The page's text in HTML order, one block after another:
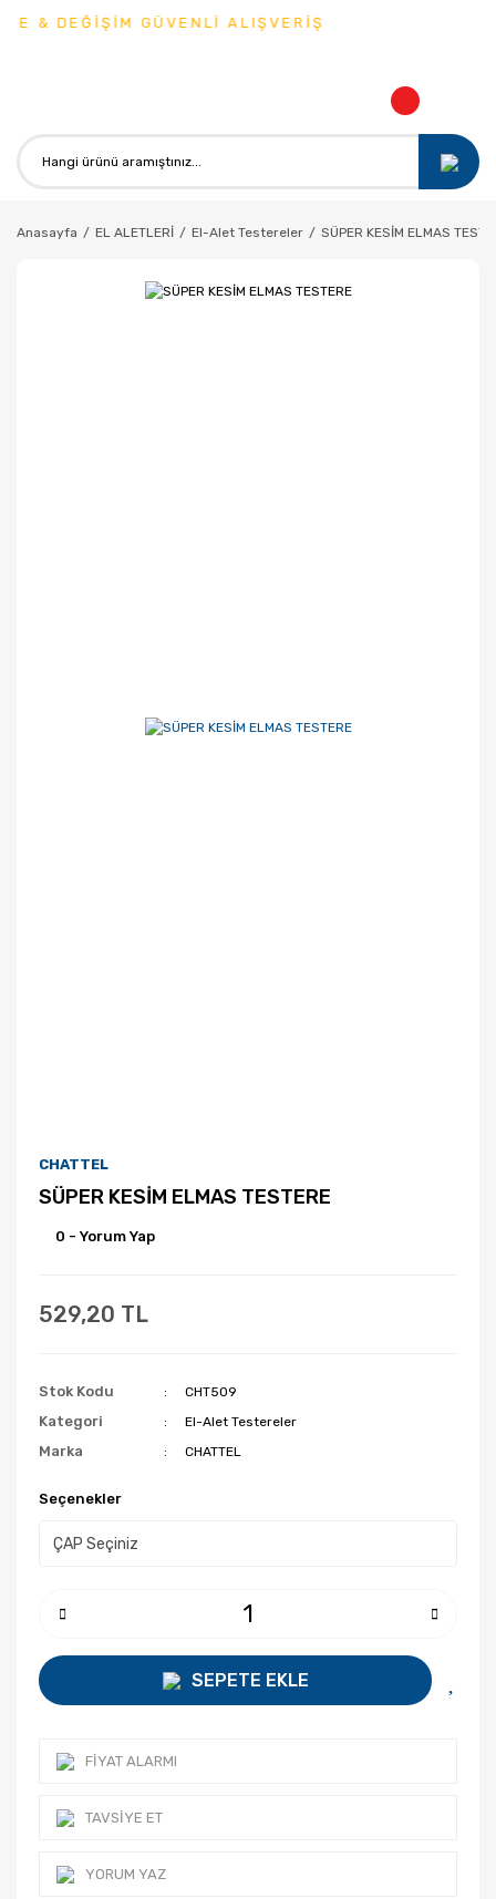
& DEĞİŞİM GÜVENLİ ALIŞVERİŞ
Anasayfa EL ALETLERİ El-Alet Testereler SÜPER KESİM ELMAS
CHATTEL
SÜPER KESİM ELMAS TESTERE
0 - Yorum Yap
529,20 TL
Stok Kodu CHT509
Kategori El-Alet Testereler
Marka CHATTEL
Seçenekler
SEPETE EKLE
FIYAT ALARMI
TAVSIYE ET
YORUM YAZ